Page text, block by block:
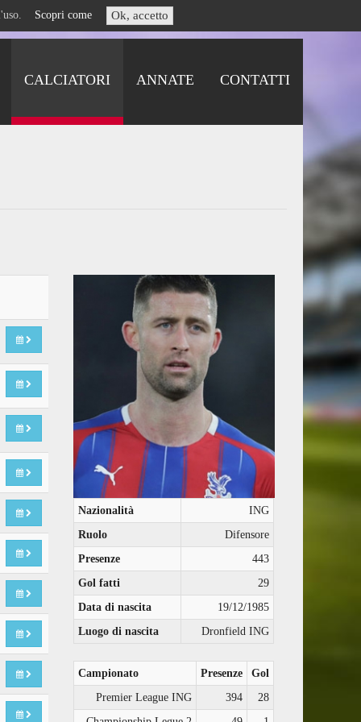
l'uso. Scopri come Ok, accetto
CALCIATORI ANNATE CONTATTI
Nazionalità
ING
Ruolo
Difensore
Presenze
443
Gol fatti
29
Data di nascita
19/12/1985
Luogo di nascita
Dronfield ING
Campionato Presenze
Gol
Premier League ING
394
28